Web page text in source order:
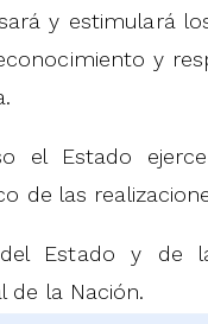
y estimulará
y
el Estado
de las
Estado y de
de la Nación.